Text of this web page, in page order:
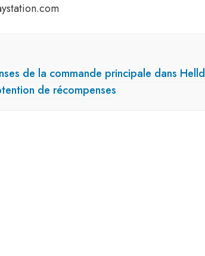
de la commande principale dans
de récompenses